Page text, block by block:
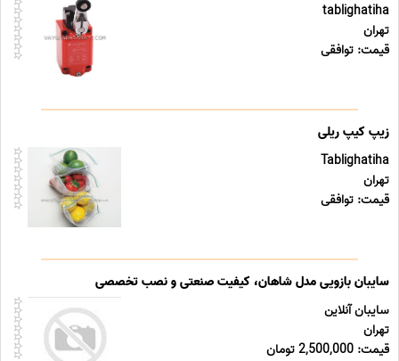
tablighatiha
تهران
قیمت: توافقی
زیپ کیپ ریلی
Tablighatiha
تهران
قیمت: توافقی
سایبان بازویی مدل شاهان، کیفیت صنعتی و نصب تخصصی
سایبان آنلاین
تهران
قیمت: 2,500,000 تومان